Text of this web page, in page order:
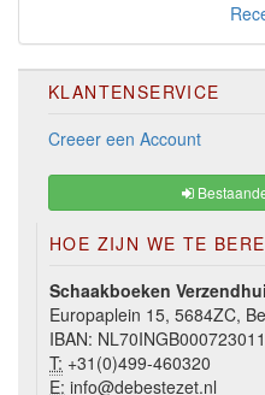
KLANTENSERVICE
Creeer een Account
HOE ZIJN WE TE
Schaakboeken
Europaplein 15, 5684ZC,
IBAN:
T: +31(0)499-460320
E: info@debestezet.nl